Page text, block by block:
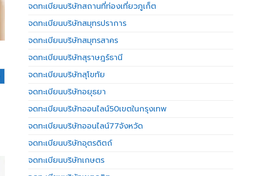
จดทะเบียนบริษัทสถานที่ท่องเที่ยวภูเก็ต
จดทะเบียนบริษัทสมุทรปราการ
จดทะเบียนบริษัทสมุทรสาคร
จดทะเบียนบริษัทสุราษฎร์ธานี
จดทะเบียนบริษัทสุโขทัย
จดทะเบียนบริษัทอยุธยา
จดทะเบียนบริษัทออนไลน์50เขตในกรุงเทพ
จดทะเบียนบริษัทออนไลน์77จังหวัด
จดทะเบียนบริษัทอุตรดิตถ์
จดทะเบียนบริษัทเกษตร